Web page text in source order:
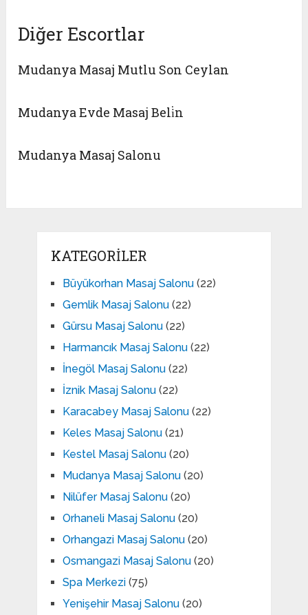
Diğer Escortlar
Mudanya Masaj Mutlu Son Ceylan
Mudanya Evde Masaj Beli̇n
Mudanya Masaj Salonu
KATEGORILER
Büyükorhan Masaj Salonu(22)
Gemlik Masaj Salonu(22)
Gürsu Masaj Salonu(22)
Harmancık Masaj Salonu(22)
İnegöl Masaj Salonu(22)
İznik Masaj Salonu(22)
Karacabey Masaj Salonu(22)
Keles Masaj Salonu(21)
Kestel Masaj Salonu(20)
Mudanya Masaj Salonu(20)
Nilüfer Masaj Salonu(20)
Orhaneli Masaj Salonu(20)
Orhangazi Masaj Salonu(20)
Osmangazi Masaj Salonu(20)
Spa Merkezi(75)
Yenişehir Masaj Salonu(20)